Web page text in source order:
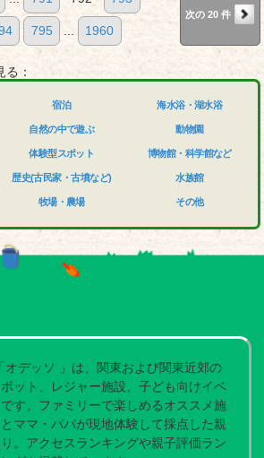
795 ... 1960
次の 20 件
：
宿泊
自然の中で遊ぶ
体験型スポット
歴史(古民家・古墳など)
牧場・農場
海水浴・湖水浴
動物園
博物館・科学館など
水族館
その他
オデッソ 」は、関東および関東近郊の
ット、レジャー施設、子ども向けイベ
す。ファミリーで楽しめるオススメ施
ママ・パパが現地体験して採点した親
。アクセスランキングや親子評価ラン